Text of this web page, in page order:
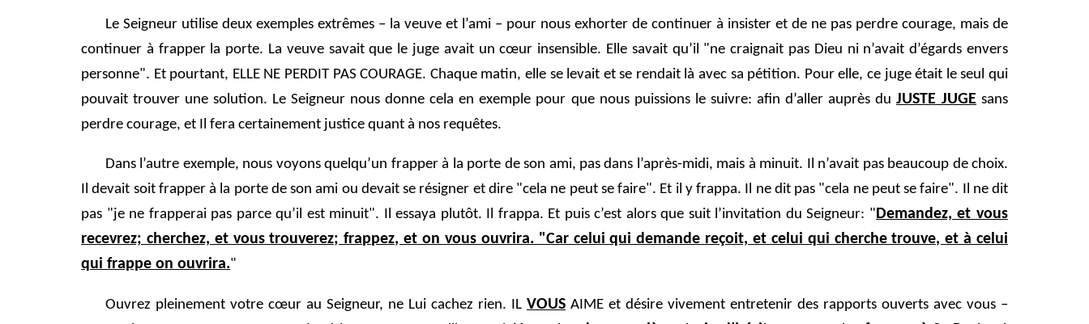
Le Seigneur utilise deux exemples extrêmes – la veuve et l’ami – pour nous exhorter de continuer à insister et de ne pas perdre courage, mais de
continuer à frapper la porte. La veuve savait que le juge avait un cœur insensible. Elle savait qu’il "ne craignait pas Dieu ni n’avait d’égards envers
personne". Et pourtant, ELLE NE PERDIT PAS COURAGE. Chaque matin, elle se levait et se rendait là avec sa pétition. Pour elle, ce juge était le seul qui
pouvait trouver une solution. Le Seigneur nous donne cela en exemple pour que nous puissions le suivre: afin d’aller auprès du JUSTE JUGE sans
perdre courage, et Il fera certainement justice quant à nos requêtes.
Dans l’autre exemple, nous voyons quelqu’un frapper à la porte de son ami, pas dans l’après-midi, mais à minuit. Il n’avait pas beaucoup de choix.
Il devait soit frapper à la porte de son ami ou devait se résigner et dire "cela ne peut se faire". Et il y frappa. Il ne dit pas "cela ne peut se faire". Il ne dit
pas "je ne frapperai pas parce qu’il est minuit". Il essaya plutôt. Il frappa. Et puis c’est alors que suit l’invitation du Seigneur: "Demandez, et vous
recevrez; cherchez, et vous trouverez; frappez, et on vous ouvrira. "Car celui qui demande reçoit, et celui qui cherche trouve, et à celui
qui frappe on ouvrira."
Ouvrez pleinement votre cœur au Seigneur, ne Lui cachez rien. IL VOUS AIME et désire vivement entretenir des rapports ouverts avec vous –